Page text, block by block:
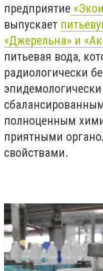
предприятие
выпускает
«Джерельна» и
питьевая вода,
радиологически
полноценным
приятными
свойствами.